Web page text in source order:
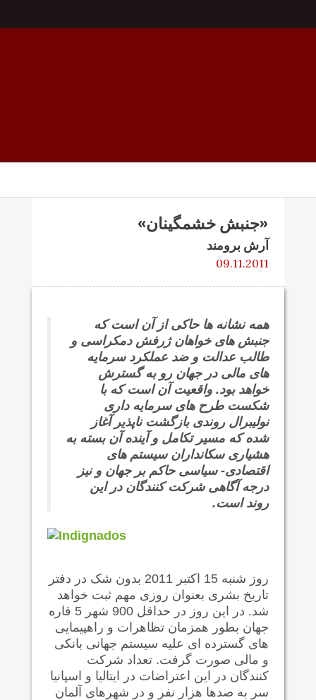
«جنبش خشمگینان»
آرش برومند
09.11.2011
همه نشانه ها حاکی از آن است که
جنبش های خواهان ژرفش دمکراسی و
طالب عدالت و ضد عملکرد سرمایه
های مالی در جهان رو به گسترش
خواهد بود. واقعیت آن است که با
شکست طرح های سرمایه داری
نولیبرال روندی بازگشت ناپذیر آغاز
شده که مسیر تکامل و آینده آن بسته به
هشیاری سکانداران سیستم های
اقتصادی- سیاسی حاکم بر جهان و نیز
درجه آگاهی شرکت کنندگان در این
روند است.
روز شنبه 15 اکتبر 2011 بدون شک در دفتر
تاریخ بشری بعنوان روزی مهم ثبت خواهد
شد. در این روز در حداقل 900 شهر 5 قاره
جهان بطور همزمان تظاهرات و راهپیمایی
های گسترده ای علیه سیستم جهانی بانکی
و مالی صورت گرفت. تعداد شرکت
کنندگان در این اعتراضات در ایتالیا و اسپانیا
سر به صدها هزار نفر و در شهرهای آلمان